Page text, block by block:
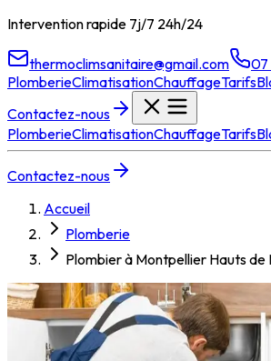
Intervention rapide 7j/7 24h/24
thermoclimsanitaire@gmail.com
07
PlomberieClimatisationChauffageTarifs
Contactez-nous
PlomberieClimatisationChauffageTarifs
Contactez-nous
Accueil
Plomberie
Plombier à Montpellier Hauts de
Plombier à